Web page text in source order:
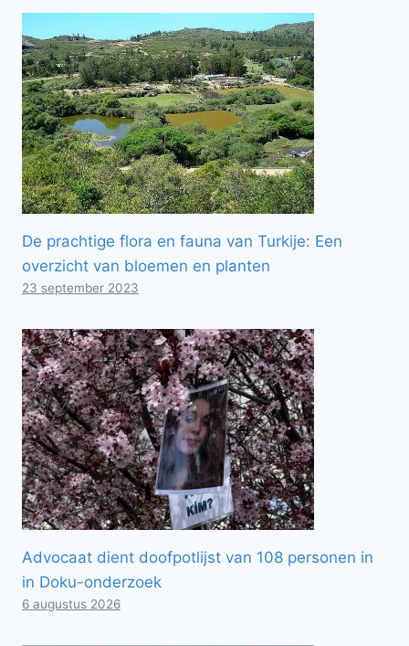
De prachtige flora en fauna van Turkije: Een
overzicht van bloemen en planten
23 september 2023
Advocaat dient doofpotlijst van 108 personen in
in Doku-onderzoek
6 augustus 2026